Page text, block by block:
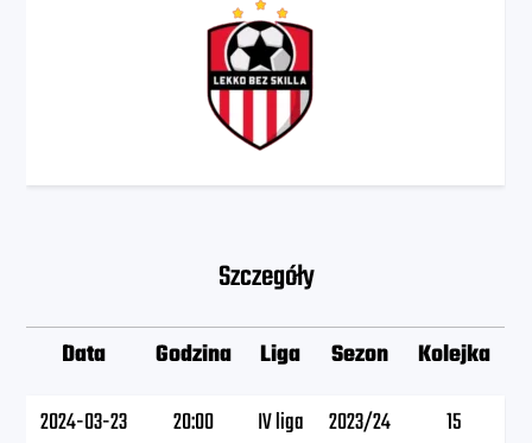
Szczegóły
Data Godzina Liga Sezon
Kolejka
2024-03-23
20:00 IV liga 2023/24 15